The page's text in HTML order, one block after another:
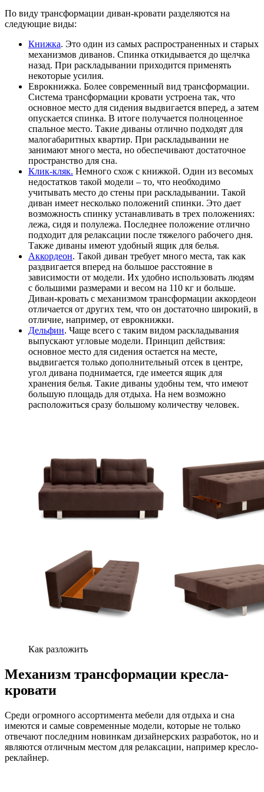
По виду трансформации диван-кровати разделяются на
следующие виды:
Книжка. Это один из самых распространенных и старых
механизмов диванов. Спинка откидывается до щелчка
назад. При раскладывании приходится применять
некоторые усилия.
Еврокнижка. Более современный вид трансформации.
Система трансформации кровати устроена так, что
основное место для сидения выдвигается вперед, а затем
опускается спинка. В итоге получается полноценное
спальное место. Такие диваны отлично подходят для
малогабаритных квартир. При раскладывании не
занимают много места, но обеспечивают достаточное
пространство для сна.
Клик-кляк. Немного схож с книжкой. Один из весомых
недостатков такой модели – то, что необходимо
учитывать место до стены при раскладывании. Такой
диван имеет несколько положений спинки. Это дает
возможность спинку устанавливать в трех положениях:
лежа, сидя и полулежа. Последнее положение отлично
подходит для релаксации после тяжелого рабочего дня.
Также диваны имеют удобный ящик для белья.
Аккордеон. Такой диван требует много места, так как
раздвигается вперед на большое расстояние в
зависимости от модели. Их удобно использовать людям
с большими размерами и весом на 110 кг и больше.
Диван-кровать с механизмом трансформации аккордеон
отличается от других тем, что он достаточно широкий, в
отличие, например, от еврокнижки.
Дельфин. Чаще всего с таким видом раскладывания
выпускают угловые модели. Принцип действия:
основное место для сидения остается на месте,
выдвигается только дополнительный отсек в центре,
угол дивана поднимается, где имеется ящик для
хранения белья. Такие диваны удобны тем, что имеют
большую площадь для отдыха. На нем возможно
расположиться сразу большому количеству человек.
Как разложить
Механизм трансформации кресла-
кровати
Среди огромного ассортимента мебели для отдыха и сна
имеются и самые современные модели, которые не только
отвечают последним новинкам дизайнерских разработок, но и
являются отличным местом для релаксации, например кресло-
реклайнер.